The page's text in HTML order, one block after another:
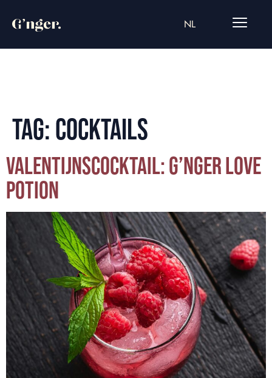
NL
TAG: COCKTAILS
VALENTIJNSCOCKTAIL: G’NGER LOVE
POTION